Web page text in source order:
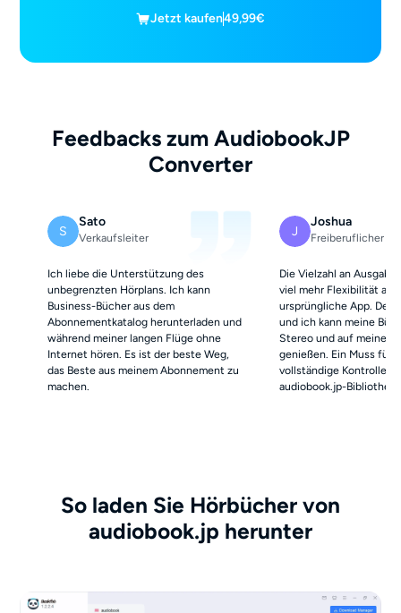
Jetzt kaufen49,99€
Feedbacks zum AudiobookJP
Converter
S
Sato
Verkaufsleiter
Ich liebe die Unterstützung des
unbegrenzten Hörplans. Ich kann
Business-Bücher aus dem
Abonnementkatalog herunterladen und
während meiner langen Flüge ohne
Internet hören. Es ist der beste Weg,
das Beste aus meinem Abonnement zu
machen.
J
Joshua
Freiberuflicher
Die Vielzahl an
viel mehr Flexibilität als
ursprüngliche App. Der
und ich kann meine
Stereo und auf meiner
genießen. Ein Muss für
vollständige Kontrolle
audiobook.jp-Bibliothek
So laden Sie Hörbücher von
audiobook.jp herunter